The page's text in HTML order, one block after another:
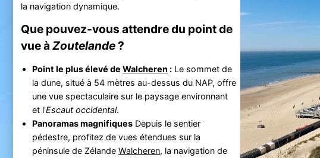
la navigation dynamique.
Que pouvez-vous attendre du point de
vue à Zoutelande?
Point le plus élevé de Walcheren :Le sommet de
la dune, situé à 54 mètres au-dessus du NAP, offre
une vue spectaculaire sur le paysage environnant
et l'Escaut occidental.
Panoramas magnifiquesDepuis le sentier
pédestre, profitez de vues étendues sur la
péninsule de Zélande Walcheren, la navigation de